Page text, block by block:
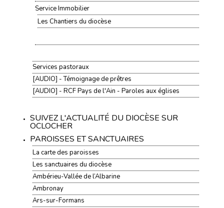
Service Immobilier
Les Chantiers du diocèse
Services pastoraux
[AUDIO] - Témoignage de prêtres
[AUDIO] - RCF Pays de l'Ain - Paroles aux églises
SUIVEZ L'ACTUALITÉ DU DIOCÈSE SUR
OCLOCHER
PAROISSES ET SANCTUAIRES
La carte des paroisses
Les sanctuaires du diocèse
Ambérieu-Vallée de l’Albarine
Ambronay
Ars-sur-Formans